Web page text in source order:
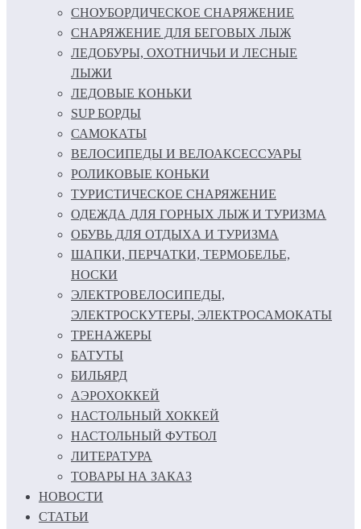
СНОУБОРДИЧЕСКОЕ СНАРЯЖЕНИЕ
СНАРЯЖЕНИЕ ДЛЯ БЕГОВЫХ ЛЫЖ
ЛЕДОБУРЫ, ОХОТНИЧЬИ И ЛЕСНЫЕ
ЛЫЖИ
ЛЕДОВЫЕ КОНЬКИ
SUP БОРДЫ
САМОКАТЫ
ВЕЛОСИПЕДЫ И ВЕЛОАКСЕССУАРЫ
РОЛИКОВЫЕ КОНЬКИ
ТУРИСТИЧЕСКОЕ СНАРЯЖЕНИЕ
ОДЕЖДА ДЛЯ ГОРНЫХ ЛЫЖ И ТУРИЗМА
ОБУВЬ ДЛЯ ОТДЫХА И ТУРИЗМА
ШАПКИ, ПЕРЧАТКИ, ТЕРМОБЕЛЬЕ,
НОСКИ
ЭЛЕКТРОВЕЛОСИПЕДЫ,
ЭЛЕКТРОСКУТЕРЫ, ЭЛЕКТРОСАМОКАТЫ
ТРЕНАЖЕРЫ
БАТУТЫ
БИЛЬЯРД
АЭРОХОККЕЙ
НАСТОЛЬНЫЙ ХОККЕЙ
НАСТОЛЬНЫЙ ФУТБОЛ
ЛИТЕРАТУРА
ТОВАРЫ НА ЗАКАЗ
НОВОСТИ
СТАТЬИ